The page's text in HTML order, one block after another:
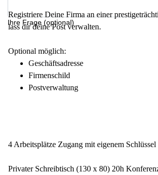
Ihre Frage (optional)
Registriere Deine Firma an einer
lass dir deine Post verwalten.
Optional möglich:
Geschäftsadresse
Firmenschild
Postverwaltung
4 Arbeitsplätze Zugang mit eigenem
Privater Schreibtisch (130 x 80) 20h